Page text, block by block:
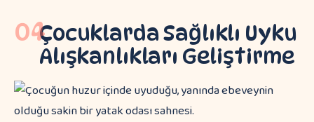
04Çocuklarda Sağlıklı Uyku
Alışkanlıkları Geliştirme